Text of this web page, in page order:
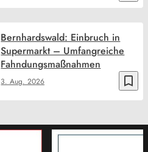
bookmark_border
3. Aug. 2026
Bernhardswald: Einbruch in
Supermarkt – Umfangreiche
Fahndungsmaßnahmen